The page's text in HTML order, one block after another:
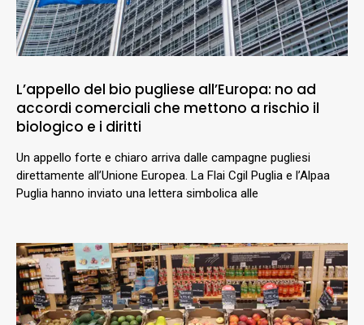
L’appello del bio pugliese all’Europa: no ad
accordi comerciali che mettono a rischio il
biologico e i diritti
Un appello forte e chiaro arriva dalle campagne pugliesi
direttamente all’Unione Europea. La Flai Cgil Puglia e l’Alpaa
Puglia hanno inviato una lettera simbolica alle